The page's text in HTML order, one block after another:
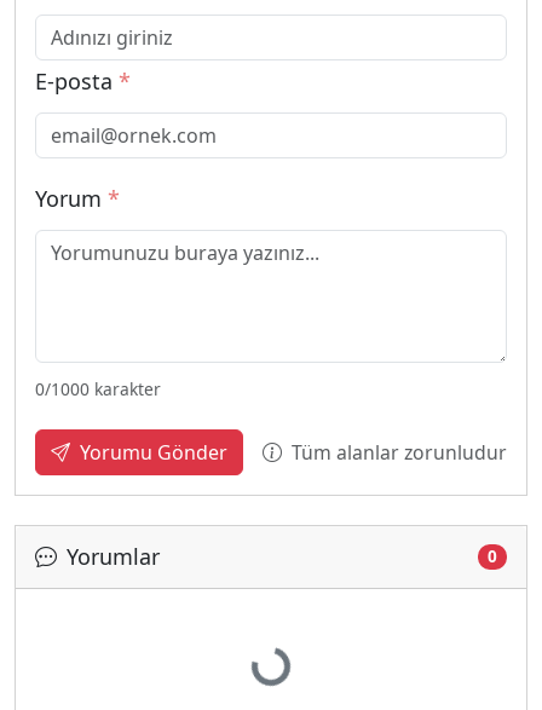
E-posta *
Yorum *
0/1000 karakter
Yorumu Gönder Tüm alanlar zorunludur
Yorumlar 0
Yükleniyor...